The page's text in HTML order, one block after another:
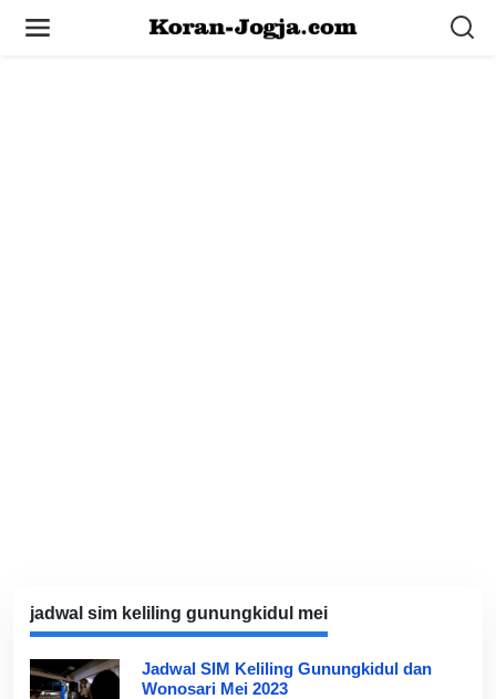
jadwal sim keliling gunungkidul mei
Jadwal SIM Keliling Gunungkidul dan
Wonosari Mei 2023